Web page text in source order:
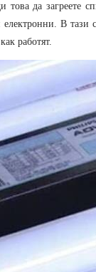
да загреете
В тази
работят.